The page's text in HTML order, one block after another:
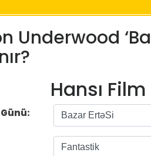
Underwood
Hansı